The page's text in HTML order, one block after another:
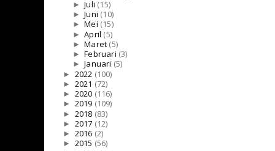
►Juli (15)
►Juni (10)
►Mei (15)
►April (5)
►Maret (5)
►Februari (3)
►Januari (5)
► 2022 (100)
► 2021 (72)
► 2020 (116)
► 2019 (109)
► 2018 (83)
► 2017 (12)
► 2016 (2)
► 2015 (56)